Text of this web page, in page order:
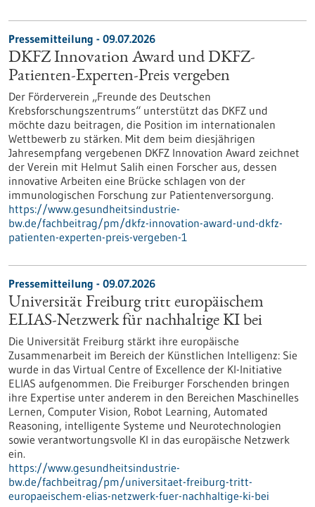
Pressemitteilung - 09.07.2026
DKFZ Innovation Award und DKFZ-
Patienten-Experten-Preis vergeben
Der Förderverein „Freunde des Deutschen
Krebsforschungszentrums“ unterstützt das DKFZ und
möchte dazu beitragen, die Position im internationalen
Wettbewerb zu stärken. Mit dem beim diesjährigen
Jahresempfang vergebenen DKFZ Innovation Award zeichnet
der Verein mit Helmut Salih einen Forscher aus, dessen
innovative Arbeiten eine Brücke schlagen von der
immunologischen Forschung zur Patientenversorgung.
https://www.gesundheitsindustrie-
bw.de/fachbeitrag/pm/dkfz-innovation-award-und-dkfz-
patienten-experten-preis-vergeben-1
Pressemitteilung - 09.07.2026
Universität Freiburg tritt europäischem
ELIAS-Netzwerk für nachhaltige KI bei
Die Universität Freiburg stärkt ihre europäische
Zusammenarbeit im Bereich der Künstlichen Intelligenz: Sie
wurde in das Virtual Centre of Excellence der KI-Initiative
ELIAS aufgenommen. Die Freiburger Forschenden bringen
ihre Expertise unter anderem in den Bereichen Maschinelles
Lernen, Computer Vision, Robot Learning, Automated
Reasoning, intelligente Systeme und Neurotechnologien
sowie verantwortungsvolle KI in das europäische Netzwerk
ein.
https://www.gesundheitsindustrie-
bw.de/fachbeitrag/pm/universitaet-freiburg-tritt-
europaeischem-elias-netzwerk-fuer-nachhaltige-ki-bei